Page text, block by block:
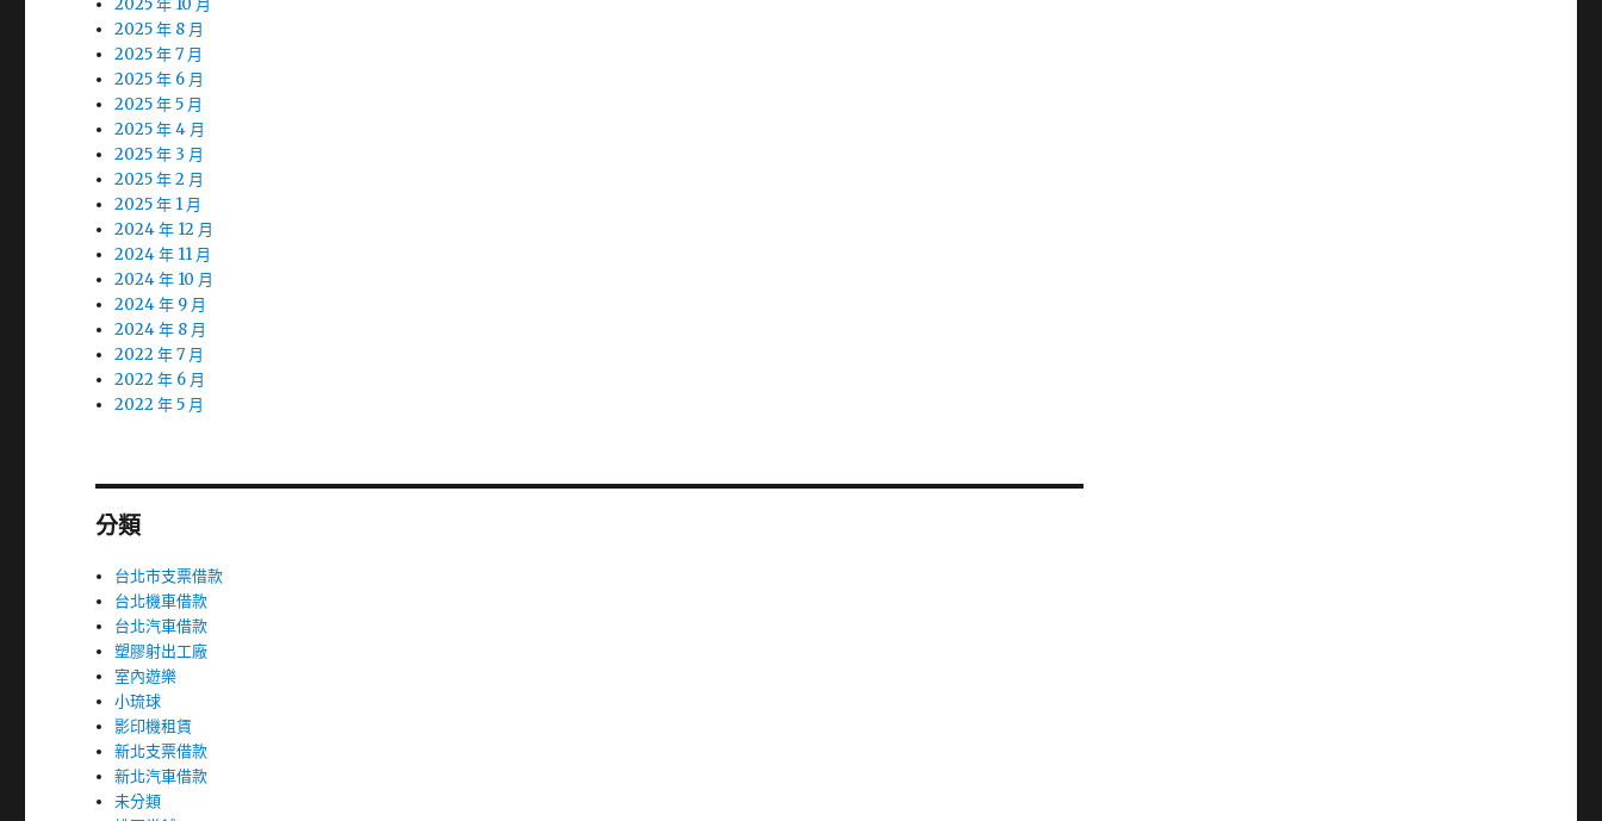
2025 年 10 月
2025 年 8 月
2025 年 7 月
2025 年 6 月
2025 年 5 月
2025 年 4 月
2025 年 3 月
2025 年 2 月
2025 年 1 月
2024 年 12 月
2024 年 11 月
2024 年 10 月
2024 年 9 月
2024 年 8 月
2022 年 7 月
2022 年 6 月
2022 年 5 月
分類
台北市支票借款
台北機車借款
台北汽車借款
塑膠射出工廠
室內遊樂
小琉球
影印機租賃
新北支票借款
新北汽車借款
未分類